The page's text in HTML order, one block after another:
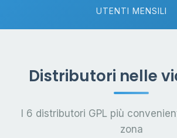
UTENTI MENSILI
Distributori nelle
I 6 distributori GPL più
zona